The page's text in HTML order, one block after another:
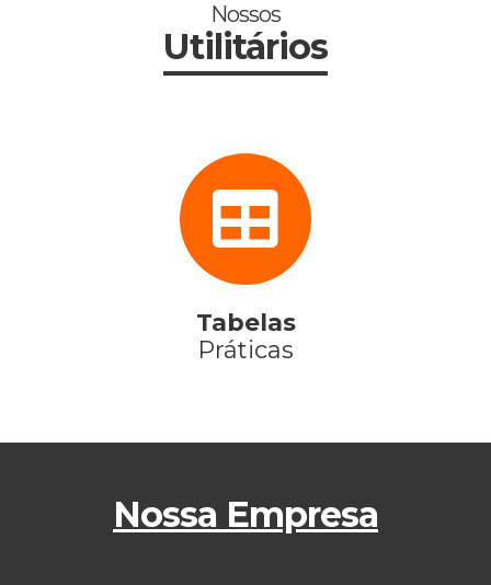
Nossos
Utilitários
Tabelas
Práticas
Nossa Empresa